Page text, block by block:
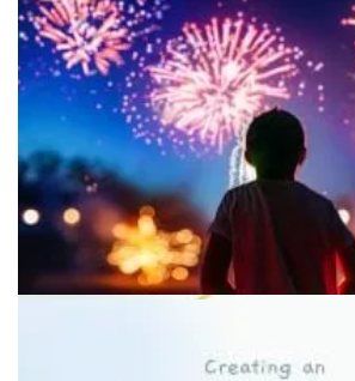
Счастливый момент в одиночестве